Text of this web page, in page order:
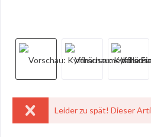
Leider zu spät! Dieser